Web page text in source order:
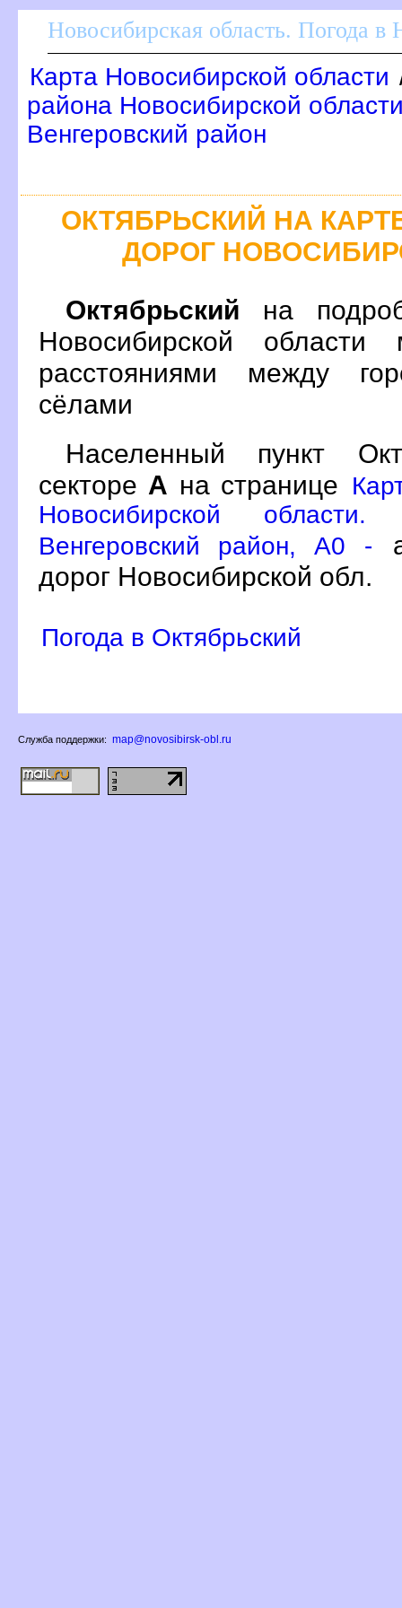
Новосибирская область. Погода в
Карта Новосибирской области
района Новосибирской
енгеровский район
ОКТЯБРЬСКИЙ НА
ДОРОГ
Октябрьский на
Новосибирской
расстояниями между
сёлами
Населенный пункт
секторе А на странице
Новосибирской
енгеровский район, A0 -
дорог Новосибирской обл.
Погода в Октябрьский
Служба поддержки: map@novosibirsk-obl.ru